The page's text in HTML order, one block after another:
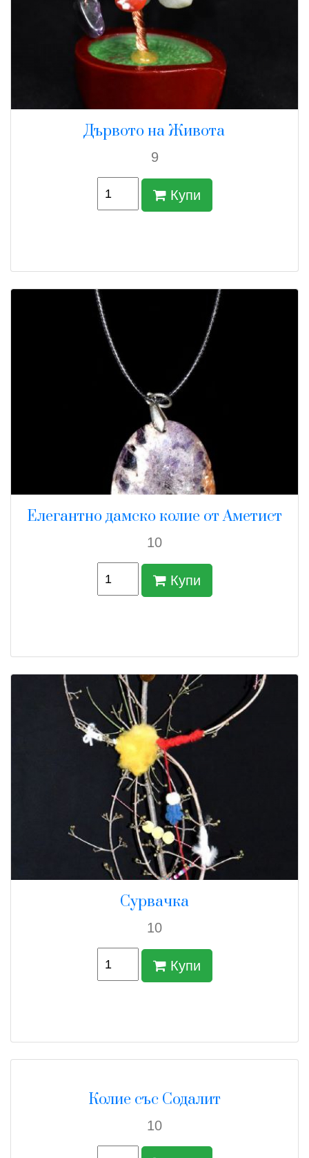
Дървото на Живота
9
Купи
Елегантно дамско колие от Аметист
10
Купи
Сурвачка
10
Купи
Колие със Содалит
10